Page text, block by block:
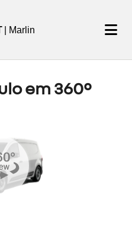
| Marlin
em 360°